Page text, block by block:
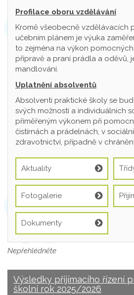
Profilace oboru vzdělávání
Kromě všeobecně vzdělávacích
učebním plánem je výuka
to zejména na výkon
přípravě a praní prádla a oděvů,
mandlování.
Uplatnění absolventů
Absolventi praktické školy se
svých možností a individuálních
přiměřeným výkonem při
čistírnách a prádelnách, v
zdravotnictví, případně v
Aktuality
Fotogalerie
Dokumenty
Nepřehlédněte
Výsledky přijímacího řízení
školní rok 2025/2026